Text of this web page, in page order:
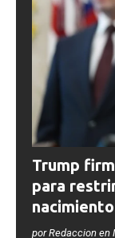
Trump
para